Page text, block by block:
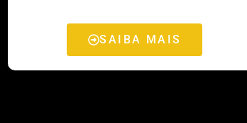
SAIBA MAIS